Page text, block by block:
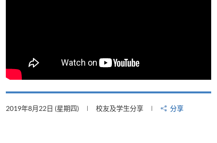
2019年8月22日 (星期四) 校友及学生分享 分享